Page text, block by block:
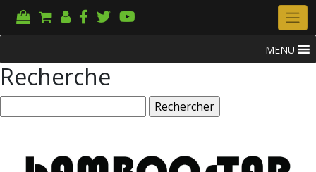
MENU
Recherche